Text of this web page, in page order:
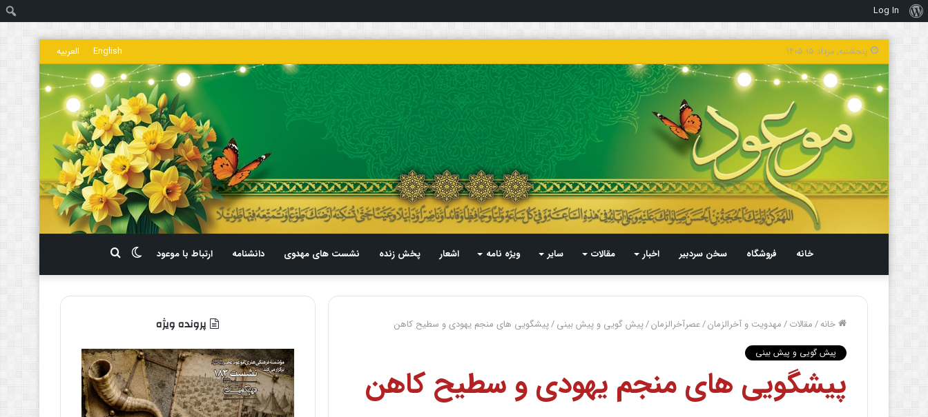
درباره
وردپرس
Log In
پنجشنبه, مرداد ۱۵ ۱۴۰۵ English العربیه
خانه فروشگاه سخن سردبیر اخبار مقالات سایر ویژه نامه اشعار پخش زنده نشست های مهدوی دانشنامه ارتباط با موعود
برای
تغییر
پوسته
خانه/مقالات/مهدویت و آخرالزمان/عصرآخرالزمان/پیش گویی و پیش بینی/پیشگویی های منجم یهودی و سطیح کاهن
پیش گویی و پیش بینی
پیشگویی های منجم یهودی و سطیح کاهن
پرونده ویژه